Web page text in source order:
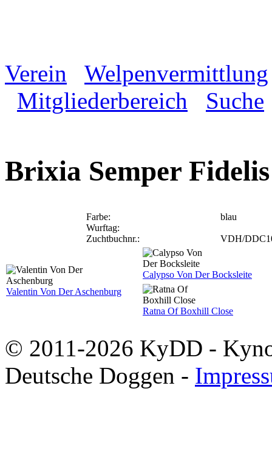
Verein
Welpenvermittlung
Mitgliederbereich
Suche
Brixia Semper
Farbe:
blau
Wurftag:
Zuchtbuchnr.:
VDH/
Valentin Von Der Aschenburg
Calypso Von Der Bocksleite
Ratna Of Boxhill Close
© 2011-2026 KyDD -
Deutsche Doggen -